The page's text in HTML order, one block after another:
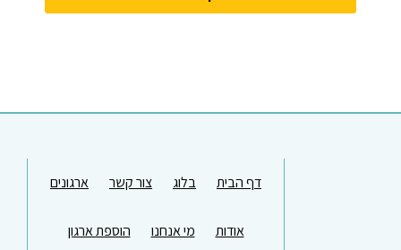
דף הבית בלוג צור קשר ארגונים
אודות מי אנחנו הוספת ארגון